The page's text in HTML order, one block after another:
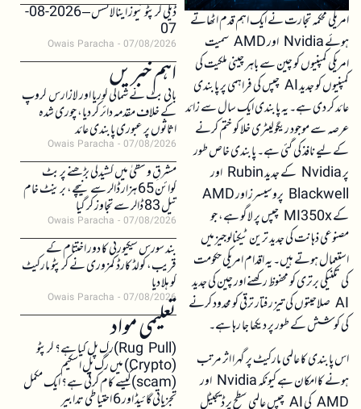
امریکی محکمہ تجارت نے ایک اہم قدم اٹھاتے
ہوئے Nvidia اور AMD سمیت
امریکی کمپنیوں کو چین سے باہر چینی ملکیت کی
کمپنیوں کو جدید AI چپس کی فراہمی پر پابندی
عائد کر دی ہے۔ یہ پابندی ایک سال سے زائد
عرصہ سے موجود ریگولیٹری خلا کو ختم کرنے
کے لیے نافذ کی گئی ہے۔ پابندی خاص طور
پر Nvidia کے جدید Rubin اور
Blackwell پروسیسرز اور AMD
کے MI350x چپس پر لاگو ہے، جو
مصنوعی ذہانت کی جدید ترین ٹیکنالوجیز میں
استعمال ہوتے ہیں۔ یہ اقدام امریکی حکومت
کی تکنیکی برتری کو محفوظ رکھنے اور چین کی جدید
AI صلاحیتوں کی تیز رفتار ترقی کو محدود کرنے
کی کوشش کے طور پر دیکھا جا رہا ہے۔
اس پابندی کا عالمی مارکیٹ پر گہرا اثر مرتب
ہونے کا امکان ہے کیونکہ Nvidia اور
AMD کی AI چپس عالمی سطح پر ڈیجیٹل
ڈیلی کرپٹو نیوز اینالائسس – 2026-08-
07
Owais Paracha 07/08/2026
اہم خبریں
بائی بٹ نے شمالی کوریا اور لازارس گروپ
کے خلاف مقدمہ دائر کر دیا، چوری شدہ
اثاثوں پر عبوری پابندی عائد
Owais Paracha 07/08/2026
مشرقِ وسطیٰ میں کشیدگی بڑھنے پر بٹ
کوائن 65 ہزار ڈالر سے نیچے، برینٹ خام
تیل 83 ڈالر سے تجاوز کر گیا
Owais Paracha 07/08/2026
بند سورس سیکیورٹی کا دور اختتام کے
قریب، کولڈ کارڈ کمزوری نے کرپٹو مارکیٹ
کو ہلا دیا
Owais Paracha 07/08/2026
تعلیمی مواد(Rug Pull)رگ پل کیا ہے؟ کرپٹو
(Crypto) میں رگ پل اسکیم
(scam)کیسے کام کرتی ہے؟ ایک مکمل
تجزیاتی گائیڈ اور 6 احتیاطی تدابیر